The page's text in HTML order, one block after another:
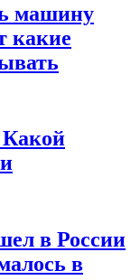
машину
какие
Какой
в России
в